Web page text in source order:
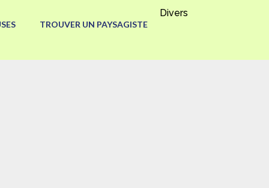
TROUVER UN PAYSAGISTE
Divers